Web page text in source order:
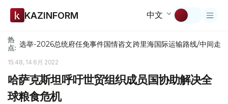
KAZINFORM 中文
热
点: 选举-2026总统府任免事件国情咨文跨里海国际运输路线/中间走廊
15:48, 14 6月 2022
哈萨克斯坦呼吁世贸组织成员国协助解决全
球粮食危机